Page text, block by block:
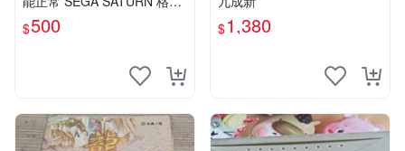
遊戲 獨張 RAM CARD 加速
卡
$500
$1,380